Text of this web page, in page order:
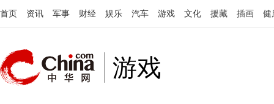
首页 资讯 军事 财经 娱乐 汽车 游戏 文化 援藏 插画 健
游戏